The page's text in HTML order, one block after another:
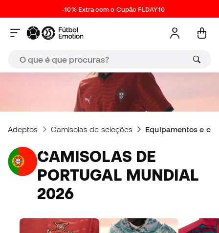
-10% Extra com o Cupão FLDAY10
Adeptos Camisolas de seleções Equipamentos e
CAMISOLAS DE
PORTUGAL MUNDIAL
2026